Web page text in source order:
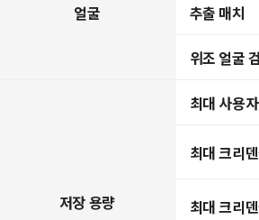
얼굴 추출 매치
위조 얼굴
저장 용량
최대 사용
최대 크리
최대 크리